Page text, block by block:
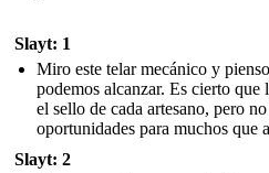
Slayt: 1
Miro este telar mecánico y
podemos alcanzar. Es cierto
el sello de cada artesano, pero
oportunidades para muchos que
Slayt: 2